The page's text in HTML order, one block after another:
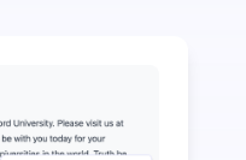
الاصطناعي الإضافية